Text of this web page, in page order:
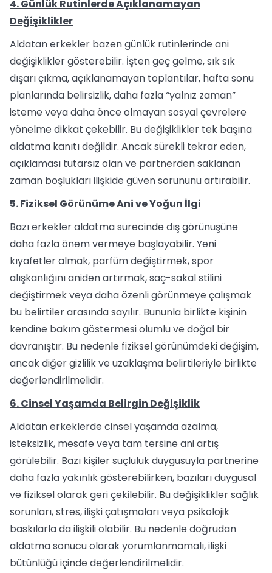
4. Günlük Rutinlerde Açıklanamayan
Değişiklikler
Aldatan erkekler bazen günlük rutinlerinde ani
değişiklikler gösterebilir. İşten geç gelme, sık sık
dışarı çıkma, açıklanamayan toplantılar, hafta sonu
planlarında belirsizlik, daha fazla “yalnız zaman”
isteme veya daha önce olmayan sosyal çevrelere
yönelme dikkat çekebilir. Bu değişiklikler tek başına
aldatma kanıtı değildir. Ancak sürekli tekrar eden,
açıklaması tutarsız olan ve partnerden saklanan
zaman boşlukları ilişkide güven sorununu artırabilir.
5. Fiziksel Görünüme Ani ve Yoğun İlgi
Bazı erkekler aldatma sürecinde dış görünüşüne
daha fazla önem vermeye başlayabilir. Yeni
kıyafetler almak, parfüm değiştirmek, spor
alışkanlığını aniden artırmak, saç-sakal stilini
değiştirmek veya daha özenli görünmeye çalışmak
bu belirtiler arasında sayılır. Bununla birlikte kişinin
kendine bakım göstermesi olumlu ve doğal bir
davranıştır. Bu nedenle fiziksel görünümdeki değişim,
ancak diğer gizlilik ve uzaklaşma belirtileriyle birlikte
değerlendirilmelidir.
6. Cinsel Yaşamda Belirgin Değişiklik
Aldatan erkeklerde cinsel yaşamda azalma,
isteksizlik, mesafe veya tam tersine ani artış
görülebilir. Bazı kişiler suçluluk duygusuyla partnerine
daha fazla yakınlık gösterebilirken, bazıları duygusal
ve fiziksel olarak geri çekilebilir. Bu değişiklikler sağlık
sorunları, stres, ilişki çatışmaları veya psikolojik
baskılarla da ilişkili olabilir. Bu nedenle doğrudan
aldatma sonucu olarak yorumlanmamalı, ilişki
bütünlüğü içinde değerlendirilmelidir.